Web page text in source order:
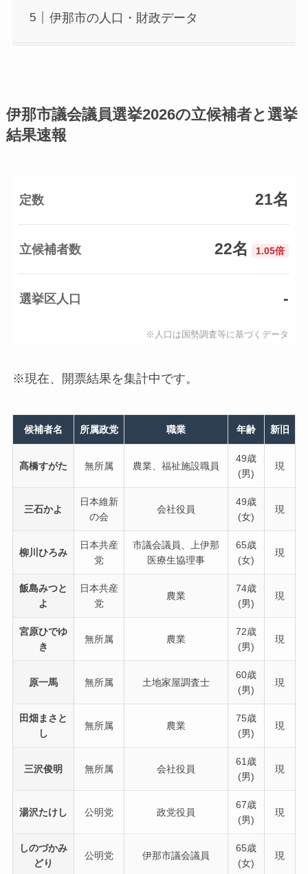
伊那市の人口・財政データ
伊那市議会議員選挙2026の立候補者と選挙
結果速報
定数 21名
立候補者数 22名 1.05倍
選挙区人口 -
※人口は国勢調査等に基づくデータ
※現在、開票結果を集計中です。
候補者名 所属政党 職業 年齢 新旧
髙橋すがた 無所属 農業、福祉施設職員
49歳
(男)
現
三石かよ
日本維新
の会
会社役員
49歳
(女)
現
柳川ひろみ
日本共産
党
市議会議員、上伊那
医療生協理事
65歳
(女)
現
飯島みつと
よ
日本共産
党
農業
74歳
(男)
現
宮原ひでゆ
き
無所属 農業
72歳
(男)
現
原一馬 無所属 土地家屋調査士
60歳
(男)
現
田畑まさと
し
無所属 農業
75歳
(男)
現
三沢俊明 無所属 会社役員
61歳
(男)
現
湯沢たけし 公明党 政党役員
67歳
(男)
現
しのづかみ
どり
公明党 伊那市議会議員
65歳
(女)
現